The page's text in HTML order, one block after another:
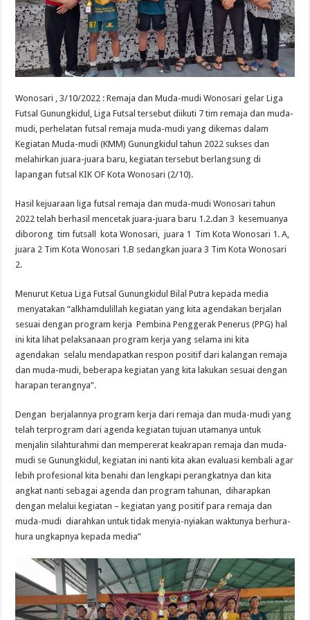
Wonosari , 3/10/2022 : Remaja dan Muda-mudi Wonosari gelar Liga
Futsal Gunungkidul, Liga Futsal tersebut diikuti 7 tim remaja dan muda-
mudi, perhelatan futsal remaja muda-mudi yang dikemas dalam
Kegiatan Muda-mudi (KMM) Gunungkidul tahun 2022 sukses dan
melahirkan juara-juara baru, kegiatan tersebut berlangsung di
lapangan futsal KIK OF Kota Wonosari (2/10).
Hasil kejuaraan liga futsal remaja dan muda-mudi Wonosari tahun
2022 telah berhasil mencetak juara-juara baru 1.2.dan 3 kesemuanya
diborong tim futsall kota Wonosari, juara 1 Tim Kota Wonosari 1. A,
juara 2 Tim Kota Wonosari 1.B sedangkan juara 3 Tim Kota Wonosari
2.
Menurut Ketua Liga Futsal Gunungkidul Bilal Putra kepada media
menyatakan “alkhamdulillah kegiatan yang kita agendakan berjalan
sesuai dengan program kerja Pembina Penggerak Penerus (PPG) hal
ini kita lihat pelaksanaan program kerja yang selama ini kita
agendakan selalu mendapatkan respon positif dari kalangan remaja
dan muda-mudi, beberapa kegiatan yang kita lakukan sesuai dengan
harapan terangnya”.
Dengan berjalannya program kerja dari remaja dan muda-mudi yang
telah terprogram dari agenda kegiatan tujuan utamanya untuk
menjalin silahturahmi dan mempererat keakrapan remaja dan muda-
mudi se Gunungkidul, kegiatan ini nanti kita akan evaluasi kembali agar
lebih profesional kita benahi dan lengkapi perangkatnya dan kita
angkat nanti sebagai agenda dan program tahunan, diharapkan
dengan melalui kegiatan – kegiatan yang positif para remaja dan
muda-mudi diarahkan untuk tidak menyia-nyiakan waktunya berhura-
hura ungkapnya kepada media”